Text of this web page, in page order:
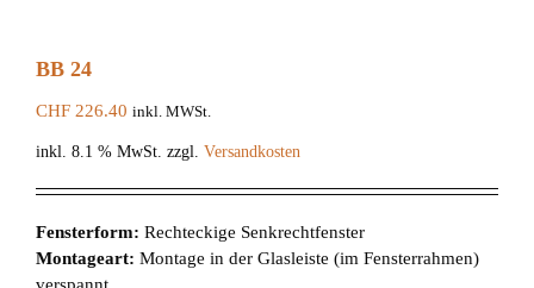
BB 24
CHF 226.40 inkl. MWSt.
inkl. 8.1 % MwSt. zzgl. Versandkosten
Fensterform: Rechteckige Senkrechtfenster
Montageart: Montage in der Glasleiste (im Fensterrahmen)